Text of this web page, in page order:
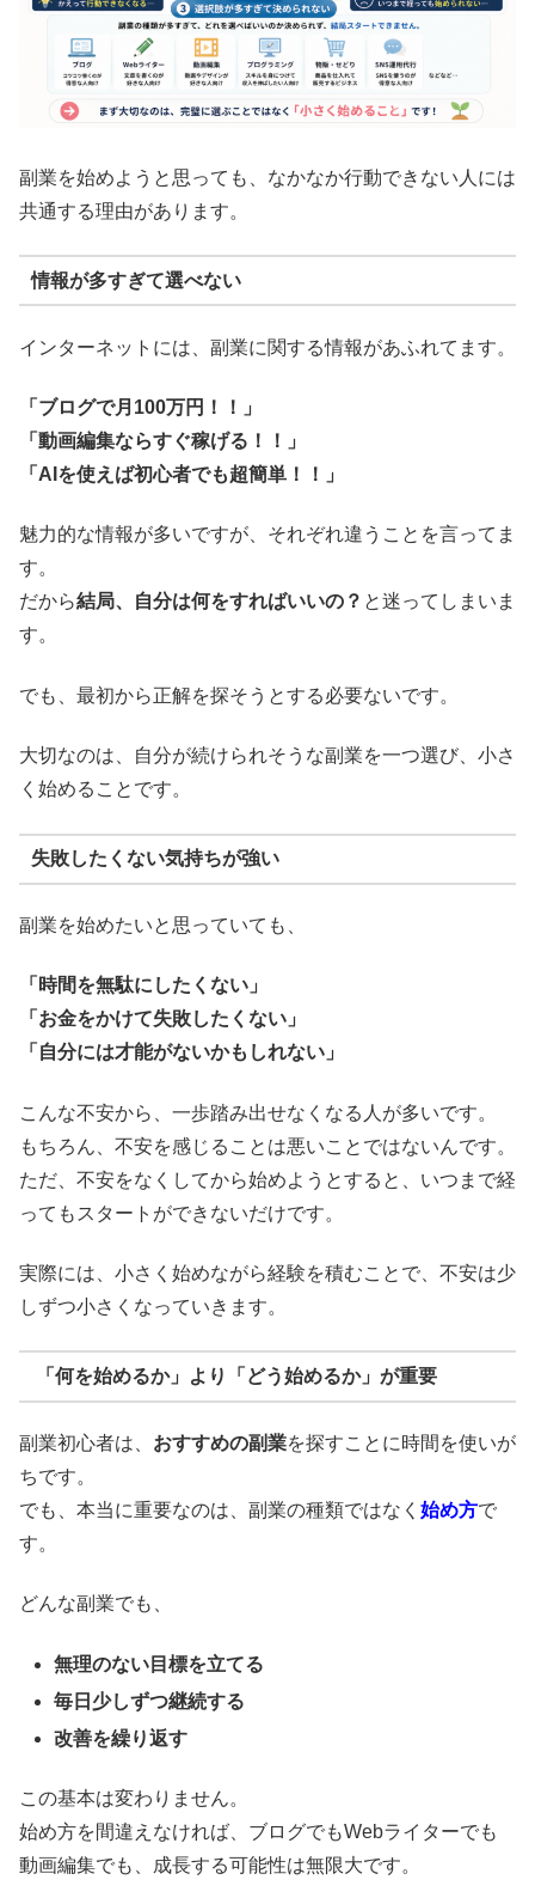
副業を始めようと思っても、なかなか行動できない人には
共通する理由があります。
情報が多すぎて選べない
インターネットには、副業に関する情報があふれてます。
「ブログで月100万円！！」
「動画編集ならすぐ稼げる！！」
「AIを使えば初心者でも超簡単！！」
魅力的な情報が多いですが、それぞれ違うことを言ってま
す。
だから結局、自分は何をすればいいの？ と迷ってしまいま
す。
でも、最初から正解を探そうとする必要ないです。
大切なのは、自分が続けられそうな副業を一つ選び、小さ
く始めることです。
失敗したくない気持ちが強い
副業を始めたいと思っていても、
「時間を無駄にしたくない」
「お金をかけて失敗したくない」
「自分には才能がないかもしれない」
こんな不安から、一歩踏み出せなくなる人が多いです。
もちろん、不安を感じることは悪いことではないんです。
ただ、不安をなくしてから始めようとすると、いつまで経
ってもスタートができないだけです。
実際には、小さく始めながら経験を積むことで、不安は少
しずつ小さくなっていきます。
「何を始めるか」より「どう始めるか」が重要
副業初心者は、 おすすめの副業を探すことに時間を使いが
ちです。
でも、本当に重要なのは、副業の種類ではなく 始め方で
す。
どんな副業でも、
無理のない目標を立てる
毎日少しずつ継続する
改善を繰り返す
この基本は変わりません。
始め方を間違えなければ、ブログでもWebライターでも
動画編集でも、成長する可能性は無限大です。